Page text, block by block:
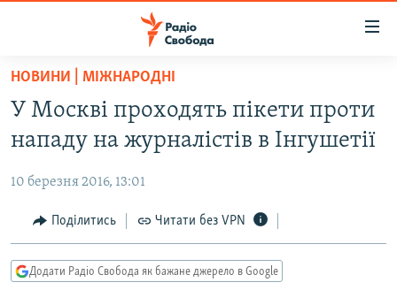
Перейти
основного
матеріалу
до
навігації
Перейти
до
ПОЛІТИКА
ЕКОНОМІКА
КУЛЬТУРА
ВІЙНА
РОСІЙСЬКА «ФІЛЬТРАЦІЯ»
КРИМ.РЕАЛІЇ
НОВИНИ | МІЖНАРОДНІ
У Москві проходять пікети проти
нападу на журналістів в Інгушетії
10 березня 2016, 13:01
Поділитись Читати без VPN
Додати Радіо Свобода як бажане джерело в Google